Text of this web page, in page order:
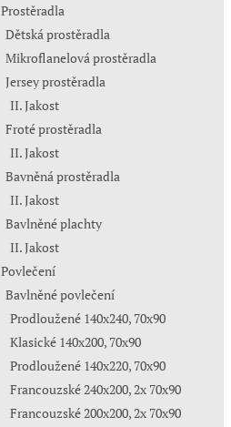
Prostěradla
Dětská prostěradla
Mikroflanelová prostěradla
Jersey prostěradla
II. Jakost
Froté prostěradla
II. Jakost
Bavněná prostěradla
II. Jakost
Bavlněné plachty
II. Jakost
Povlečení
Bavlněné povlečení
Prodloužené 140x240, 70x90
Klasické 140x200, 70x90
Prodloužené 140x220, 70x90
Francouzské 240x200, 2x 70x90
Francouzské 200x200, 2x 70x90